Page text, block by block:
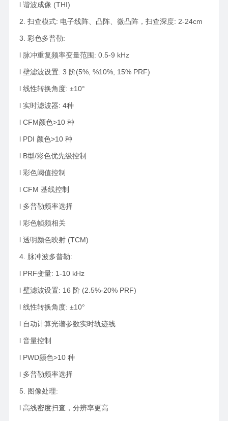
l 谐波成像 (THI)
2. 扫查模式: 电子线阵、凸阵、微凸阵，扫查深度: 2-24cm
3. 彩色多普勒:
l 脉冲重复频率变量范围: 0.5-9 kHz
l 壁滤波设置: 3 阶(5%, %10%, 15% PRF)
l 线性转换角度: ±10°
l 实时滤波器: 4种
l CFM颜色>10 种
l PDI 颜色>10 种
l B型/彩色优先级控制
l 彩色阈值控制
l CFM 基线控制
l 多普勒频率选择
l 彩色帧频相关
l 透明颜色映射 (TCM)
4. 脉冲波多普勒:
l PRF变量: 1-10 kHz
l 壁滤波设置: 16 阶 (2.5%-20% PRF)
l 线性转换角度: ±10°
l 自动计算光谱参数实时轨迹线
l 音量控制
l PWD颜色>10 种
l 多普勒频率选择
5. 图像处理:
l 高线密度扫查，分辨率更高